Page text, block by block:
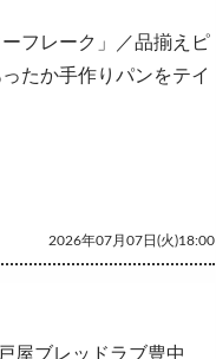
フレーク」／品揃えピ
たか手作りパンをテイ
2026年07月07日(火)18:00
屋ブレッドラブ豊中